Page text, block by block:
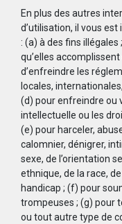
En plus des autres
d’utilisation, il vous
: (a) à des fins
qu’elles
d’enfreindre les
locales,
(d) pour enfreindre ou
intellectuelle ou les
(e) pour harceler,
calomnier, dénigrer,
sexe, de l’orientation
ethnique, de la race,
handicap ; (f) pour
trompeuses ; (g) pour
ou tout autre type de